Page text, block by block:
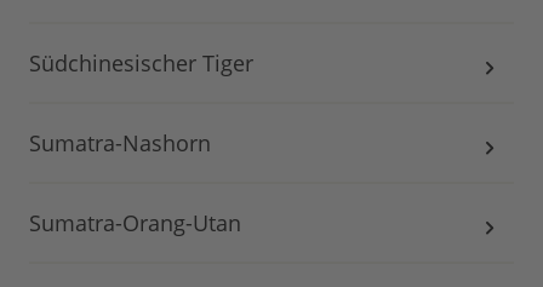
Südchinesischer Tiger
Sumatra-Nashorn
Sumatra-Orang-Utan